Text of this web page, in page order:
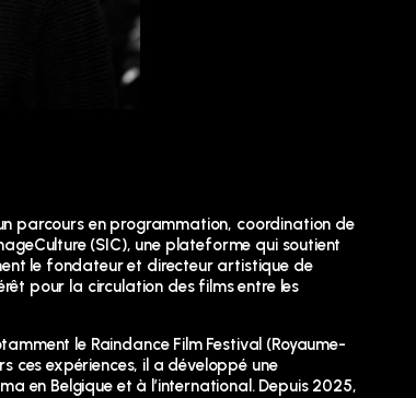
parcours en programmation, coordination de
(SIC), une plateforme qui soutient
le fondateur et directeur artistique de
pour la circulation des films entre les
le Raindance Film Festival (Royaume-
ces expériences, il a développé une
en Belgique et à l’international. Depuis 2025,